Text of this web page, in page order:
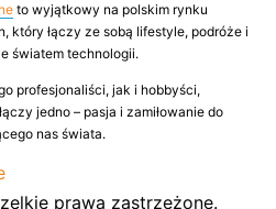
to wyjątkowy na polskim rynku
który łączy ze sobą lifestyle, podróże i
światem technologii.
profesjonaliści, jak i hobbyści,
jedno – pasja i zamiłowanie do
nas świata.
prawa zastrzeżone.